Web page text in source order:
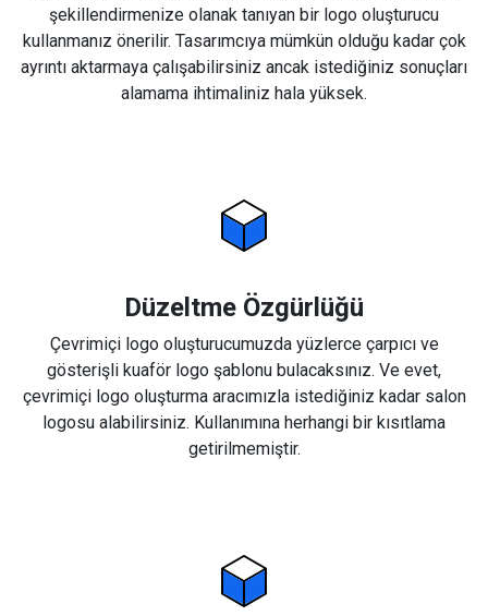
şekillendirmenize olanak tanıyan bir logo oluşturucu
kullanmanız önerilir. Tasarımcıya mümkün olduğu kadar çok
ayrıntı aktarmaya çalışabilirsiniz ancak istediğiniz sonuçları
alamama ihtimaliniz hala yüksek.
Düzeltme Özgürlüğü
Çevrimiçi logo oluşturucumuzda yüzlerce çarpıcı ve
gösterişli kuaför logo şablonu bulacaksınız. Ve evet,
çevrimiçi logo oluşturma aracımızla istediğiniz kadar salon
logosu alabilirsiniz. Kullanımına herhangi bir kısıtlama
getirilmemiştir.